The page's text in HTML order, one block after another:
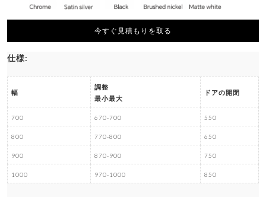
今すぐ見積もりを取る
仕様:
幅
調整
最小最大
ドアの開閉
700 670-700 550
800 770-800 650
900 870-900 750
1000 970-1000 850